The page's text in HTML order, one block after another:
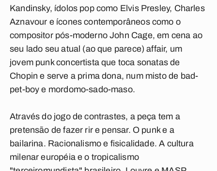
Kandinsky, ídolos pop como Elvis Presley, Charles
Aznavour e ícones contemporâneos como o
compositor pós-moderno John Cage, em cena ao
seu lado seu atual (ao que parece) affair, um
jovem punk concertista que toca sonatas de
Chopin e serve a prima dona, num misto de bad-
pet-boy e mordomo-sado-maso.
Através do jogo de contrastes, a peça tem a
pretensão de fazer rir e pensar. O punk e a
bailarina. Racionalismo e fisicalidade. A cultura
milenar européia e o tropicalismo